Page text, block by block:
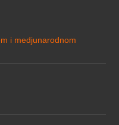
i medjunarodnom